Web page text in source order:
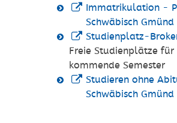
Immatrikulation -
Schwäbisch Gmünd
Studienplatz-
Freie Studienplätze für
kommende Semester
Studieren ohne
Schwäbisch Gmünd